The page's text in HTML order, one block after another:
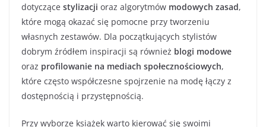
dotyczące stylizacji oraz algorytmów modowych zasad,
które mogą okazać się pomocne przy tworzeniu
własnych zestawów. Dla początkujących stylistów
dobrym źródłem inspiracji są również blogi modowe
oraz profilowanie na mediach społecznościowych,
które często współczesne spojrzenie na modę łączy z
dostępnością i przystępnością.
Przy wyborze książek warto kierować się swoimi